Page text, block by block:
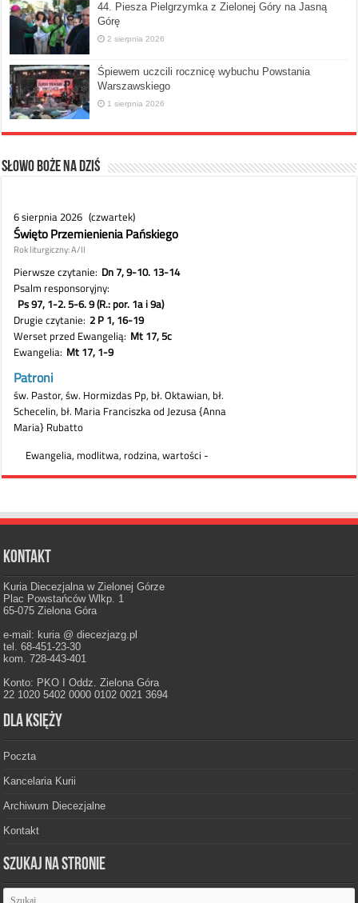
44. Piesza Pielgrzymka z Zielonej Góry na Jasną
Górę
2 sierpnia 2026
Śpiewem uczcili rocznicę wybuchu Powstania
Warszawskiego
1 sierpnia 2026
Słowo Boże na dziś
Kontakt
Kuria Diecezjalna w Zielonej Górze
Plac Powstańców Wlkp. 1
65-075 Zielona Góra
e-mail: kuria @ diecezjazg.pl
tel. 68-451-23-30
kom. 728-443-401
Konto: PKO I Oddz. Zielona Góra
22 1020 5402 0000 0102 0021 3694
Dla księży
Poczta
Kancelaria Kurii
Archiwum Diecezjalne
Kontakt
Szukaj na stronie